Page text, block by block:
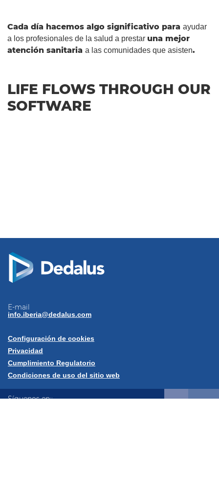
Cada día hacemos algo significativo para ayudar
a los profesionales de la salud a prestar una mejor
atención sanitaria a las comunidades que asisten.
LIFE FLOWS THROUGH OUR
SOFTWARE
E-mail
info.iberia@dedalus.com
Configuración de cookies
Privacidad
Cumplimiento Regulatorio
Condiciones de uso del sitio web
Síguenos en::